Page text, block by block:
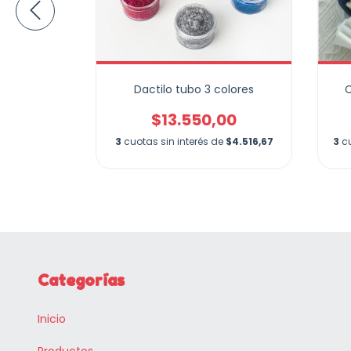
Dactilo tubo 3 colores
$13.550,00
3 cuotas sin interés de $4.516,67 3
Categorías
Inicio